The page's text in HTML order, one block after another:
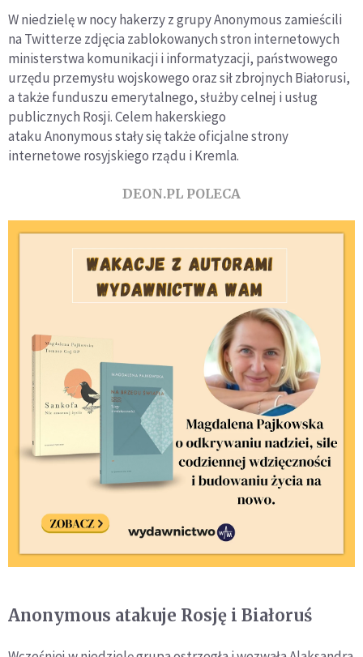
W niedzielę w nocy hakerzy z grupy Anonymous zamieścili
na Twitterze zdjęcia zablokowanych stron internetowych
ministerstwa komunikacji i informatyzacji, państwowego
urzędu przemysłu wojskowego oraz sił zbrojnych Białorusi,
a także funduszu emerytalnego, służby celnej i usług
publicznych Rosji. Celem hakerskiego
ataku Anonymous stały się także oficjalne strony
internetowe rosyjskiego rządu i Kremla.
DEON.PL POLECA
Anonymous atakuje Rosję i Białoruś